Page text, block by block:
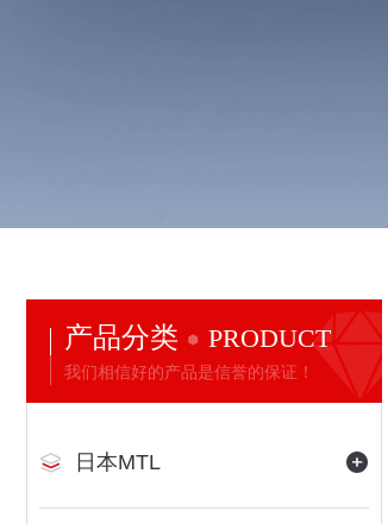
产品分类 PRODUCT
我们相信好的产品是信誉的保证！
日本MTL